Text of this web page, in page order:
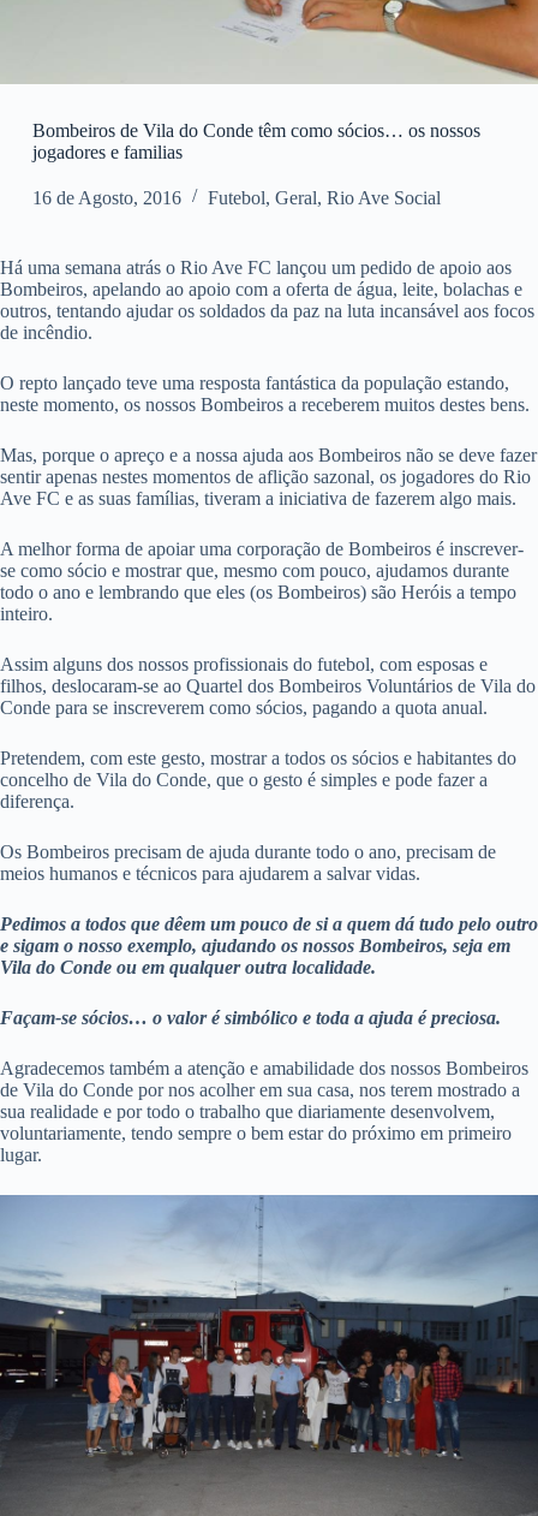
Bombeiros de Vila do Conde têm como sócios… os nossos
jogadores e familias
16 de Agosto, 2016 Futebol, Geral, Rio Ave Social
Há uma semana atrás o Rio Ave FC lançou um pedido de apoio aos
Bombeiros, apelando ao apoio com a oferta de água, leite, bolachas e
outros, tentando ajudar os soldados da paz na luta incansável aos focos
de incêndio.
O repto lançado teve uma resposta fantástica da população estando,
neste momento, os nossos Bombeiros a receberem muitos destes bens.
Mas, porque o apreço e a nossa ajuda aos Bombeiros não se deve fazer
sentir apenas nestes momentos de aflição sazonal, os jogadores do Rio
Ave FC e as suas famílias, tiveram a iniciativa de fazerem algo mais.
A melhor forma de apoiar uma corporação de Bombeiros é inscrever-
se como sócio e mostrar que, mesmo com pouco, ajudamos durante
todo o ano e lembrando que eles (os Bombeiros) são Heróis a tempo
inteiro.
Assim alguns dos nossos profissionais do futebol, com esposas e
filhos, deslocaram-se ao Quartel dos Bombeiros Voluntários de Vila do
Conde para se inscreverem como sócios, pagando a quota anual.
Pretendem, com este gesto, mostrar a todos os sócios e habitantes do
concelho de Vila do Conde, que o gesto é simples e pode fazer a
diferença.
Os Bombeiros precisam de ajuda durante todo o ano, precisam de
meios humanos e técnicos para ajudarem a salvar vidas.
Pedimos a todos que dêem um pouco de si a quem dá tudo pelo outro
e sigam o nosso exemplo, ajudando os nossos Bombeiros, seja em
Vila do Conde ou em qualquer outra localidade.
Façam-se sócios… o valor é simbólico e toda a ajuda é preciosa.
Agradecemos também a atenção e amabilidade dos nossos Bombeiros
de Vila do Conde por nos acolher em sua casa, nos terem mostrado a
sua realidade e por todo o trabalho que diariamente desenvolvem,
voluntariamente, tendo sempre o bem estar do próximo em primeiro
lugar.